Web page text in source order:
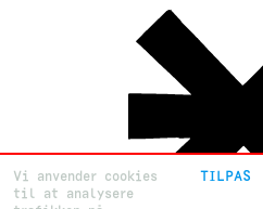
Vi anvender cookies
til at analysere
TILPAS